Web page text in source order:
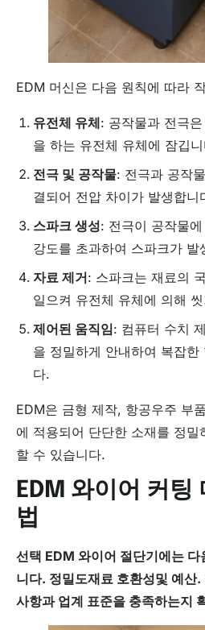
EDM 머신은 다음 원칙에 따라
유전체 유체: 공작물과 전극
을 하는 유전체 유체에 잠깁
전극 및 공작물: 전극과 공작
결되어 전압 차이가 발생합니
스파크 생성: 전극이 공작물
강도를 초과하여 스파크가 발
자료 제거: 스파크는 재료의
일으켜 유전체 유체에 의해
제어된 움직임: 컴퓨터 수치
을 정밀하게 안내하여 복잡
다.
EDM은 금형 제작, 항공우주 부
에 적용되어 단단한 소재를 정
할 수 있습니다.
EDM 와이어 커팅
법
선택 EDM 와이어 절단기에는
니다. 정밀도재료 호환성및 예산.
사항과 업계 표준을 충족하는지